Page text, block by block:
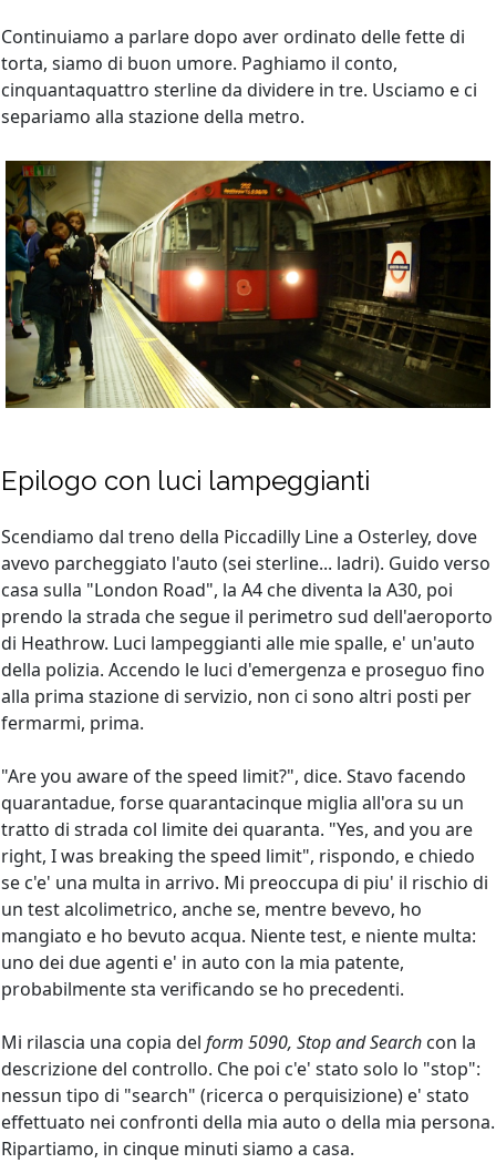
Continuiamo a parlare dopo aver ordinato delle fette di
torta, siamo di buon umore. Paghiamo il conto,
cinquantaquattro sterline da dividere in tre. Usciamo e ci
separiamo alla stazione della metro.
Epilogo con luci lampeggianti
Scendiamo dal treno della Piccadilly Line a Osterley, dove
avevo parcheggiato l'auto (sei sterline... ladri). Guido verso
casa sulla "London Road", la A4 che diventa la A30, poi
prendo la strada che segue il perimetro sud dell'aeroporto
di Heathrow. Luci lampeggianti alle mie spalle, e' un'auto
della polizia. Accendo le luci d'emergenza e proseguo fino
alla prima stazione di servizio, non ci sono altri posti per
fermarmi, prima.
"Are you aware of the speed limit?", dice. Stavo facendo
quarantadue, forse quarantacinque miglia all'ora su un
tratto di strada col limite dei quaranta. "Yes, and you are
right, I was breaking the speed limit", rispondo, e chiedo
se c'e' una multa in arrivo. Mi preoccupa di piu' il rischio di
un test alcolimetrico, anche se, mentre bevevo, ho
mangiato e ho bevuto acqua. Niente test, e niente multa:
uno dei due agenti e' in auto con la mia patente,
probabilmente sta verificando se ho precedenti.
Mi rilascia una copia del form 5090, Stop and Search con la
descrizione del controllo. Che poi c'e' stato solo lo "stop":
nessun tipo di "search" (ricerca o perquisizione) e' stato
effettuato nei confronti della mia auto o della mia persona.
Ripartiamo, in cinque minuti siamo a casa.